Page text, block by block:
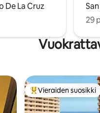
De La Cruz
29
Vieraiden
Vieraiden suosikki